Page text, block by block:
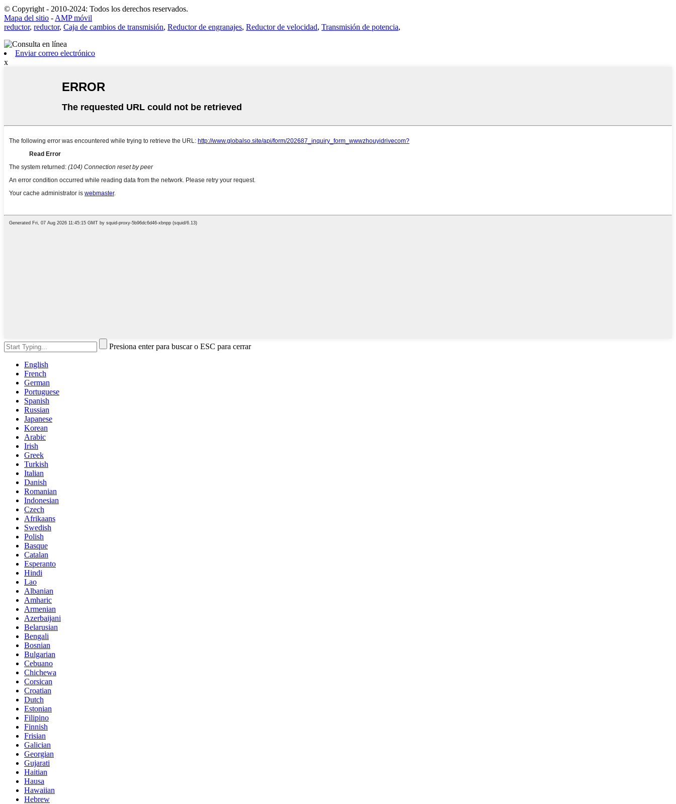
© Copyright - 2010-2024: Todos los derechos reservados.
Mapa del sitio - AMP móvil
reductor, reductor, Caja de cambios de transmisión, Reductor de engranajes, Reductor de velocidad, Transmisión de potencia,
Enviar correo electrónico
x
Presiona enter para buscar o ESC para cerrar
English
French
German
Portuguese
Spanish
Russian
Japanese
Korean
Arabic
Irish
Greek
Turkish
Italian
Danish
Romanian
Indonesian
Czech
Afrikaans
Swedish
Polish
Basque
Catalan
Esperanto
Hindi
Lao
Albanian
Amharic
Armenian
Azerbaijani
Belarusian
Bengali
Bosnian
Bulgarian
Cebuano
Chichewa
Corsican
Croatian
Dutch
Estonian
Filipino
Finnish
Frisian
Galician
Georgian
Gujarati
Haitian
Hausa
Hawaiian
Hebrew